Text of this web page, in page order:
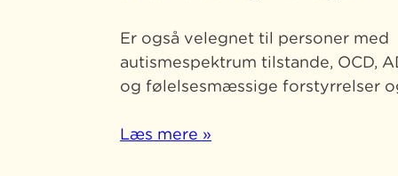
Er også velegnet til personer med
autismespektrum tilstande, OCD,
og følelsesmæssige forstyrrelser
Læs mere »